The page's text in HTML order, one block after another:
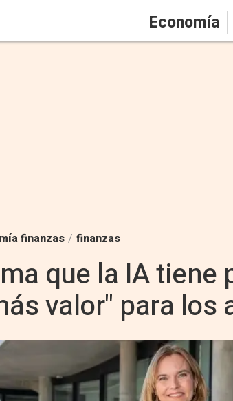
Economía
finanzas / finanzas
que la IA
valor" para los